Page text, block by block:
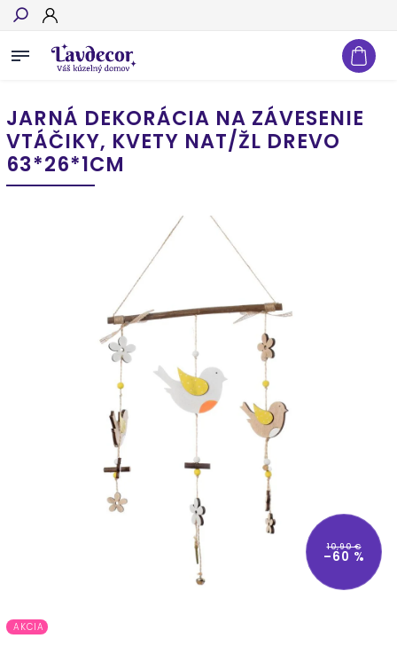
Hľadať
JARNÁ DEKORÁCIA NA ZÁVESENIE
VTÁČIKY, KVETY NAT/ŽL DREVO
63*26*1CM
10,90 €
–60 %
AKCIA